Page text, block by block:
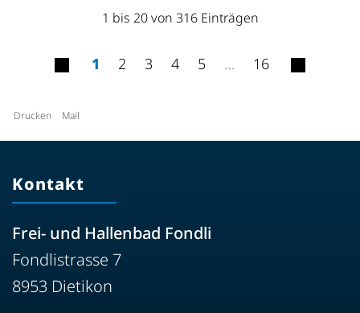
1 bis 20 von 316 Einträgen
1 2 3 4 5 … 16
Drucken Mail
Kontakt
Frei- und Hallenbad Fondli
Fondlistrasse 7
8953 Dietikon